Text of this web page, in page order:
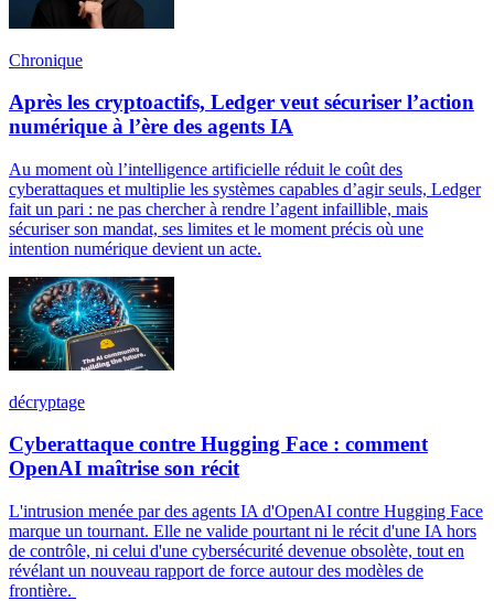
Chronique
Après les cryptoactifs, Ledger veut sécuriser l’action
numérique à l’ère des agents IA
Au moment où l’intelligence artificielle réduit le coût des
cyberattaques et multiplie les systèmes capables d’agir seuls, Ledger
fait un pari : ne pas chercher à rendre l’agent infaillible, mais
sécuriser son mandat, ses limites et le moment précis où une
intention numérique devient un acte.
décryptage
Cyberattaque contre Hugging Face : comment
OpenAI maîtrise son récit
L'intrusion menée par des agents IA d'OpenAI contre Hugging Face
marque un tournant. Elle ne valide pourtant ni le récit d'une IA hors
de contrôle, ni celui d'une cybersécurité devenue obsolète, tout en
révélant un nouveau rapport de force autour des modèles de
frontière.